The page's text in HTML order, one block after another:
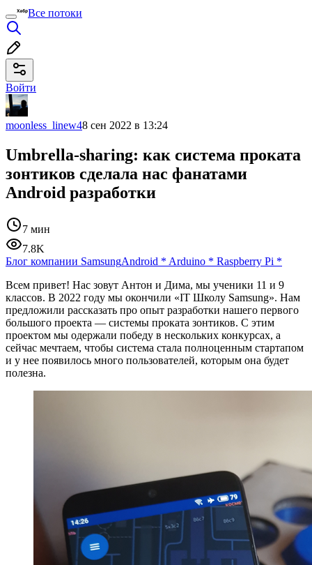
Все потоки
Войти
moonless_linew48 сен 2022 в 13:24
Umbrella-sharing: как система проката
зонтиков сделала нас фанатами
Android разработки
7 мин
7.8K
Блог компании SamsungAndroid * Arduino * Raspberry Pi *
Всем привет! Нас зовут Антон и Дима, мы ученики 11 и 9
классов. В 2022 году мы окончили «IT Школу Samsung». Нам
предложили рассказать про опыт разработки нашего первого
большого проекта — системы проката зонтиков. С этим
проектом мы одержали победу в нескольких конкурсах, а
сейчас мечтаем, чтобы система стала полноценным стартапом
и у нее появилось много пользователей, которым она будет
полезна.